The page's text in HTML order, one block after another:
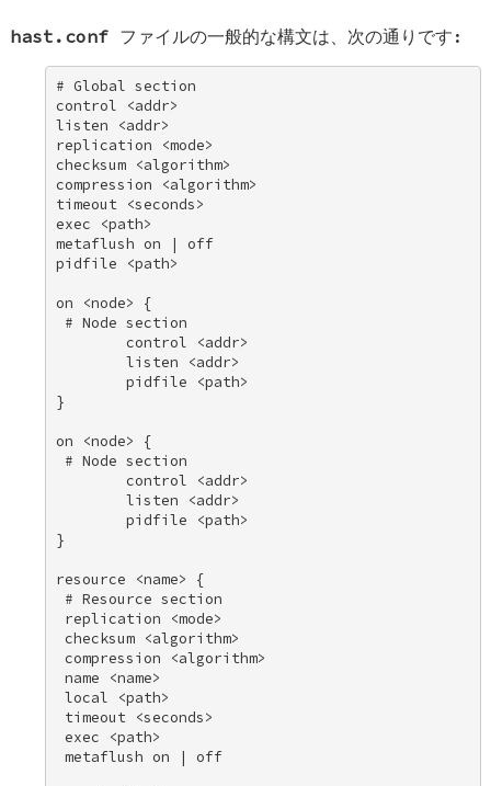
hast.conf ファイルの一般的な構文は、次の通りです:
# Global section
control <addr>
listen <addr>
replication <mode>
checksum <algorithm>
compression <algorithm>
timeout <seconds>
exec <path>
metaflush on | off
pidfile <path>
on <node> {
# Node section
        control <addr>
        listen <addr>
        pidfile <path>
}
on <node> {
# Node section
        control <addr>
        listen <addr>
        pidfile <path>
}
resource <name> {
# Resource section
replication <mode>
checksum <algorithm>
compression <algorithm>
name <name>
local <path>
timeout <seconds>
exec <path>
metaflush on | off